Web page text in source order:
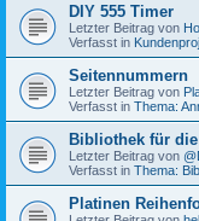
DIY 555 Timer
Letzter Beitrag von
Verfasst in
Seitennummern
Letzter Beitrag von
Verfasst in Thema:
Bibliothek für
Letzter Beitrag von
Verfasst in Thema:
Platinen